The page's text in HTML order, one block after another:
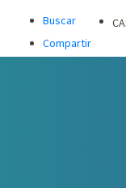
Buscar
Compartir